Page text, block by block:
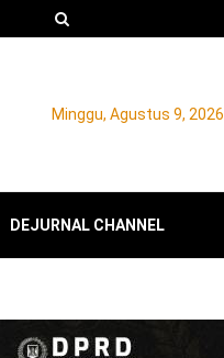
Minggu, Agustus 9, 2026
DEJURNAL CHANNEL